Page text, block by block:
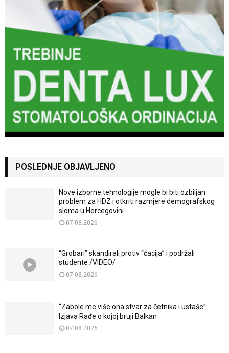
POSLEDNJE OBJAVLJENO
Nove izborne tehnologije mogle bi biti ozbiljan
problem za HDZ i otkriti razmjere demografskog
sloma u Hercegovini
07.08.2026
“Grobari” skandirali protiv “ćacija” i podržali
studente /VIDEO/
07.08.2026
“Zabole me više ona stvar za četnika i ustaše”:
Izjava Rađe o kojoj bruji Balkan
07.08.2026